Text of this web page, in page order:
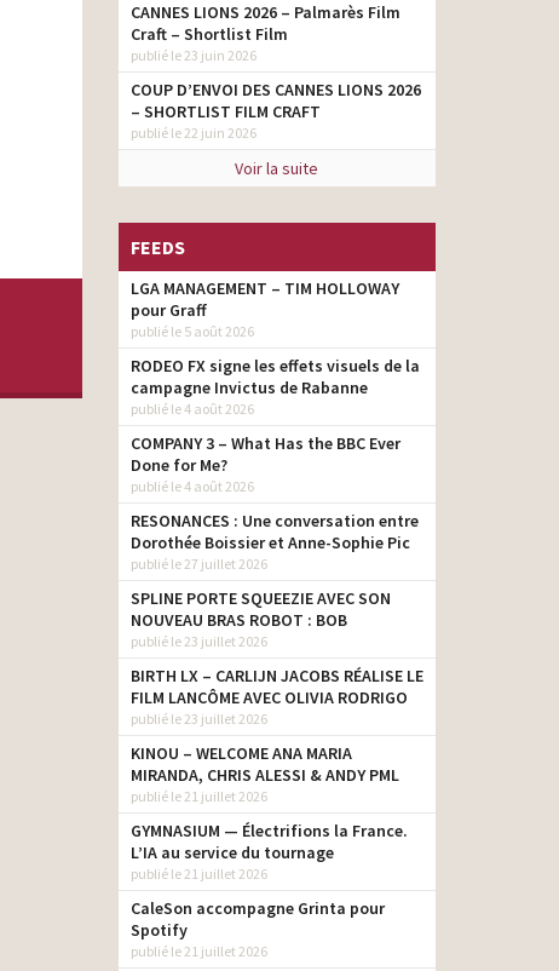
CANNES LIONS 2026 – Palmarès Film
Craft – Shortlist Film
publié le 23 juin 2026
COUP D’ENVOI DES CANNES LIONS 2026
– SHORTLIST FILM CRAFT
publié le 22 juin 2026
Voir la suite
FEEDS
LGA MANAGEMENT – TIM HOLLOWAY
pour Graff
publié le 5 août 2026
RODEO FX signe les effets visuels de la
campagne Invictus de Rabanne
publié le 4 août 2026
COMPANY 3 – What Has the BBC Ever
Done for Me?
publié le 4 août 2026
RESONANCES : Une conversation entre
Dorothée Boissier et Anne-Sophie Pic
publié le 27 juillet 2026
SPLINE PORTE SQUEEZIE AVEC SON
NOUVEAU BRAS ROBOT : BOB
publié le 23 juillet 2026
BIRTH LX – CARLIJN JACOBS RÉALISE LE
FILM LANCÔME AVEC OLIVIA RODRIGO
publié le 23 juillet 2026
KINOU – WELCOME ANA MARIA
MIRANDA, CHRIS ALESSI & ANDY PML
publié le 21 juillet 2026
GYMNASIUM — Électrifions la France.
L’IA au service du tournage
publié le 21 juillet 2026
CaleSon accompagne Grinta pour
Spotify
publié le 21 juillet 2026